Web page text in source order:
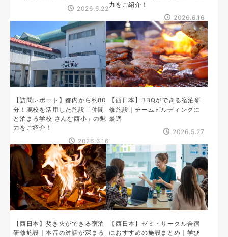
2026.6.22
力をご紹介！
2026.6.16
【訪問レポート】都内から約80
分！廃校を活用した施設「仲間
と泊まる学校 さんむ西小」の魅
力をご紹介！
2026.6.16
【西日本】BBQができる宿泊研
修施設｜チームビルディングに
最適
2026.5.27
【西日本】焚き火ができる宿泊
研修施設｜本音の対話が深まる
【西日本】ゼミ・サークル合宿
におすすめの施設まとめ｜学び